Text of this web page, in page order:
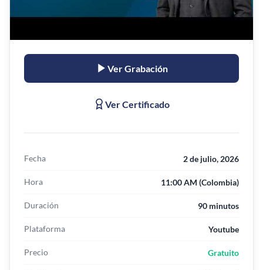
Ver Grabación
Ver Certificado
Fecha 2 de julio, 2026
Hora 11:00 AM (Colombia)
Duración 90 minutos
Plataforma Youtube
Precio Gratuito